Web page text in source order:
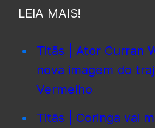
LEIA MAIS!
Titãs | Ator Curran
nova imagem do
Vermelho
Titãs | Coringa vai